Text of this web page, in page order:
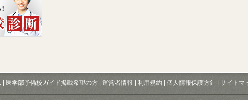
医学部予備校ガイド掲載希望の方 運営者情報 利用規約 個人情報保護方針 サイトマ